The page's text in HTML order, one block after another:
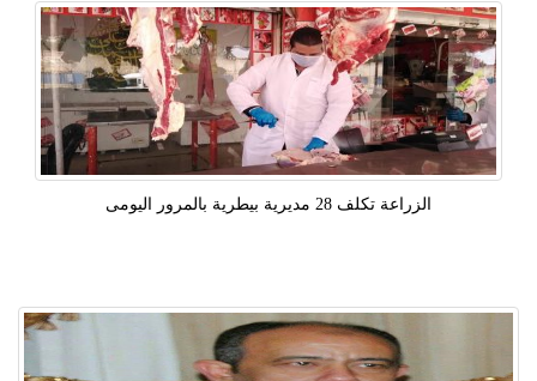
الزراعة تكلف 28 مديرية بيطرية بالمرور اليومى